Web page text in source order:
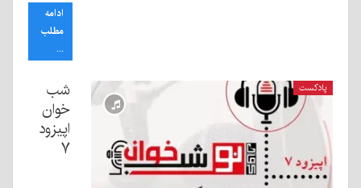
ادامه
مطلب
...
پادکست
شب
خوان
اپیزود
۷